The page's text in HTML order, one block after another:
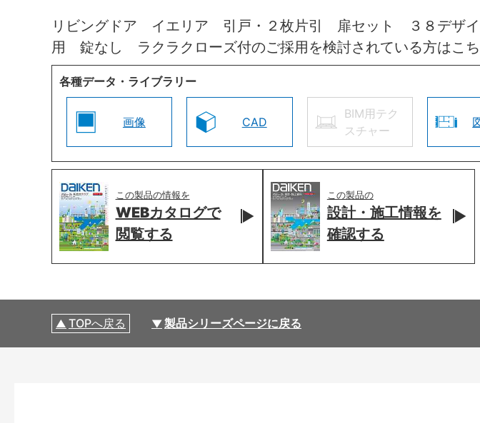
リビングドア イエリア 引戸・２枚片引 扉セット ３８デザ
用 錠なし ラクラクローズ付のご採用を検討されている方はこ
各種データ・ライブラリー
画像 CAD
BIM用テク
スチャー
この製品の情報を
WEBカタログで
閲覧する
この製品の
設計・施工情報を
確認する
TOPへ戻る 製品シリーズページに戻る